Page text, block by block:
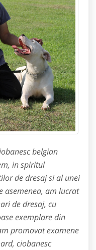
belgian
in spiritul
de dresaj si al unei
asemenea, am lucrat
de dresaj, cu
exemplare din
promovat examene
ciobanesc